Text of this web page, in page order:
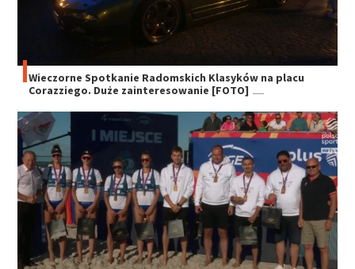
Wieczorne Spotkanie Radomskich Klasyków na placu
Corazziego. Duże zainteresowanie [FOTO]